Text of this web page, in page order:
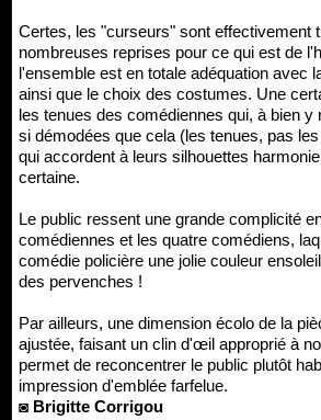
Certes, les "curseurs" sont effectivement
nombreuses reprises pour ce qui est de
l'ensemble est en totale adéquation avec
ainsi que le choix des costumes. Une
les tenues des comédiennes qui, à bien y
si démodées que cela (les tenues, pas
qui accordent à leurs silhouettes
certaine.
Le public ressent une grande complicité
comédiennes et les quatre comédiens,
comédie policière une jolie couleur
des pervenches !
Par ailleurs, une dimension écolo de la
ajustée, faisant un clin d'œil approprié à
permet de reconcentrer le public plutôt
impression d'emblée farfelue.
◙ Brigitte Corrigou